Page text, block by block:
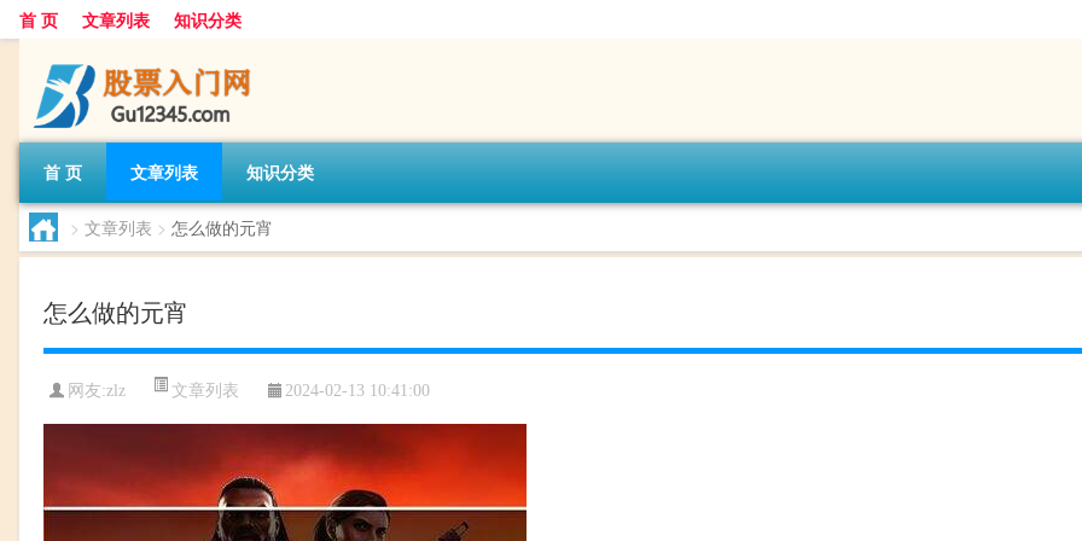
首 页 文章列表 知识分类
首 页 文章列表 知识分类
> 文章列表 > 怎么做的元宵
怎么做的元宵
网友:zlz 文章列表 2024-02-13 10:41:00